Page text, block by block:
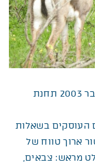
לאחר תקופה של דיונים, הוקמה בספטמבר 2003 תחנת
העוסקים בשאלות
ארוך טווח של
מראש: צבאים,